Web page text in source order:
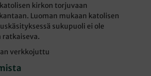
kirkon torjuvaan
Luoman mukaan katolisen
sukupuoli ei ole
ratkaiseva.
verkkojuttu